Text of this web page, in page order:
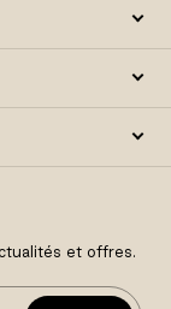
et offres.